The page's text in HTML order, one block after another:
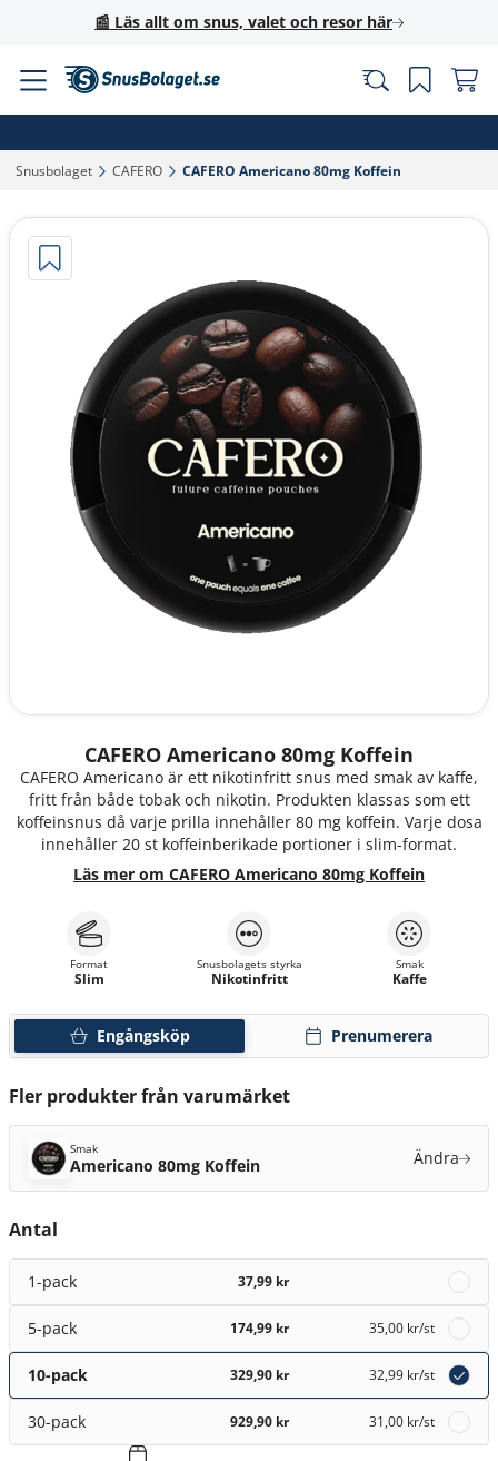
📰 Läs allt om snus, valet och resor här
Snusbolaget‎ CAFERO‎ CAFERO Americano 80mg Koffein‎
CAFERO Americano 80mg Koffein
CAFERO Americano är ett nikotinfritt snus med smak av kaffe,
fritt från både tobak och nikotin. Produkten klassas som ett
koffeinsnus då varje prilla innehåller 80 mg koffein. Varje dosa
innehåller 20 st koffeinberikade portioner i slim-format.
Läs mer om CAFERO Americano 80mg Koffein
Engångsköp Prenumerera
Format
Slim
Snusbolagets styrka
Nikotinfritt
Smak
Kaffe
Fler produkter från varumärket
Smak
Americano 80mg Koffein Ändra
Antal
1-pack 37,99 kr
5-pack 174,99 kr 35,00 kr/st
10-pack 329,90 kr 32,99 kr/st
30-pack 929,90 kr 31,00 kr/st